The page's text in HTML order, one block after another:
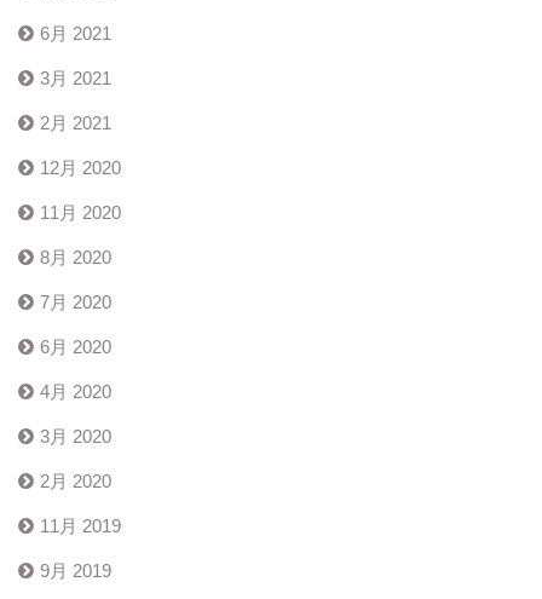
6月 2021
3月 2021
2月 2021
12月 2020
11月 2020
8月 2020
7月 2020
6月 2020
4月 2020
3月 2020
2月 2020
11月 2019
9月 2019